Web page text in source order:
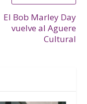
El Bob Marley Day
vuelve al Aguere
Cultural